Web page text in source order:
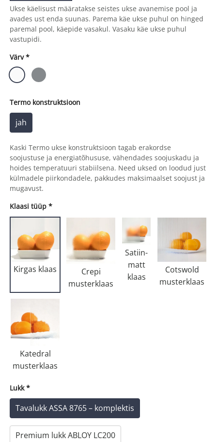
Ukse käelisust määratakse seistes ukse avanemise pool ja
avades ust enda suunas. Parema käe ukse puhul on hinged
paremal pool, käepide vasakul. Vasaku käe ukse puhul
vastupidi.
Värv *
Termo konstruktsioon
jah
Kaski Termo ukse konstruktsioon tagab erakordse
soojustuse ja energiatõhususe, vähendades soojuskadu ja
hoides temperatuuri stabiilsena. Need uksed on loodud just
külmadele piirkondadele, pakkudes maksimaalset soojust ja
mugavust.
Klaasi tüüp *
Kirgas klaas
Crepi
musterklaas
Satiin-
matt
klaas
Cotswold
musterklaas
Katedral
musterklaas
Lukk *
Tavalukk ASSA 8765 – komplektis
Premium lukk ABLOY LC200